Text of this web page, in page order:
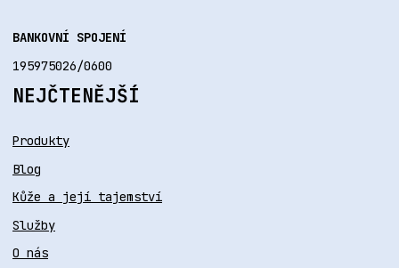
BANKOVNÍ SPOJENÍ
195975026/0600
NEJČTENĚJŠÍ
Produkty
Blog
Kůže a její tajemství
Služby
O nás